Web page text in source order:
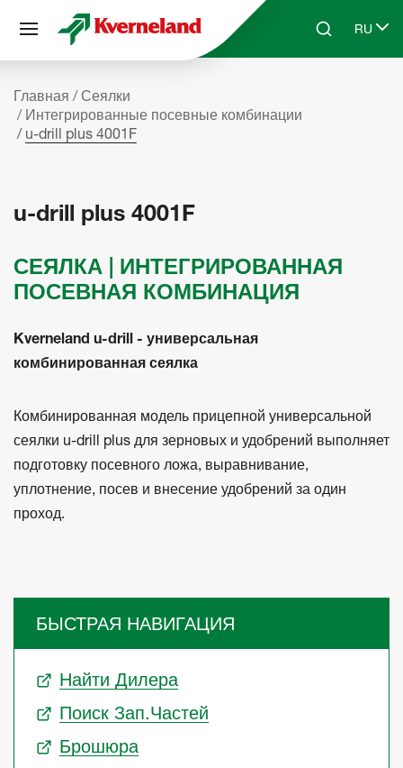
Skip to main contentSearchRU
Select
Главная
Сеялки
Интегрированные посевные комбинации
u-drill plus 4001F
u-drill plus 4001F
СЕЯЛКА | ИНТЕГРИРОВАННАЯ
ПОСЕВНАЯ КОМБИНАЦИЯ
Kverneland u-drill - универсальная
комбинированная сеялка
Комбинированная модель прицепной универсальной
сеялки u-drill plus для зерновых и удобрений выполняет
подготовку посевного ложа, выравнивание,
уплотнение, посев и внесение удобрений за один
проход.
БЫСТРАЯ НАВИГАЦИЯ
Найти Дилера
Поиск Зап.частей
Брошюра
Панель управления cookies